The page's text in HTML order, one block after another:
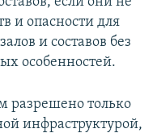
и опасности для
и составов без
особенностей.
разрешено только
инфраструктурой,